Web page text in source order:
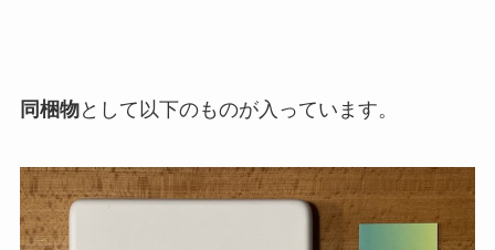
同梱物として以下のものが入っています。